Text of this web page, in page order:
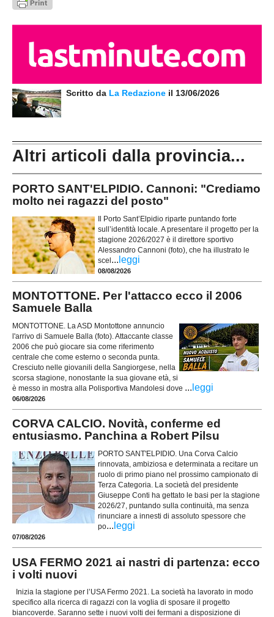
Scritto da La Redazione il 13/06/2026
Altri articoli dalla provincia...
PORTO SANT'ELPIDIO. Cannoni: "Crediamo
molto nei ragazzi del posto"
Il Porto Sant’Elpidio riparte puntando forte
sull’identità locale. A presentare il progetto per la
stagione 2026/2027 è il direttore sportivo
Alessandro Cannoni (foto), che ha illustrato le
scel... leggi
08/08/2026
MONTOTTONE. Per l'attacco ecco il 2006
Samuele Balla
MONTOTTONE. La ASD Montottone annuncio
l'arrivo di Samuele Balla (foto). Attaccante classe
2006 che può giocare sia come riferimento
centrale che come esterno o seconda punta.
Cresciuto nelle giovanili della Sangiorgese, nella
scorsa stagione, nonostante la sua giovane età, si
è messo in mostra alla Polisportiva Mandolesi dove ... leggi
06/08/2026
CORVA CALCIO. Novità, conferme ed
entusiasmo. Panchina a Robert Pilsu
PORTO SANT'ELPIDIO. Una Corva Calcio
rinnovata, ambiziosa e determinata a recitare un
ruolo di primo piano nel prossimo campionato di
Terza Categoria. La società del presidente
Giuseppe Conti ha gettato le basi per la stagione
2026/27, puntando sulla continuità, ma senza
rinunciare a innesti di assoluto spessore che
po... leggi
07/08/2026
USA FERMO 2021 ai nastri di partenza: ecco
i volti nuovi
Inizia la stagione per l’USA Fermo 2021. La società ha lavorato in modo
specifico alla ricerca di ragazzi con la voglia di sposare il progetto
biancoverde. Saranno sette i nuovi volti dei fermani a disposizione di